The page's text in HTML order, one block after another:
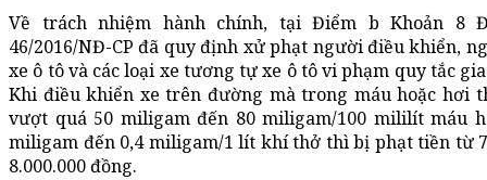
Về trách nhiệm hành chính, tại Điểm b Khoản 8
46/2016/NĐ-CP đã quy định xử phạt người điều khiển,
xe ô tô và các loại xe tương tự xe ô tô vi phạm quy tắc
Khi điều khiển xe trên đường mà trong máu hoặc hơi
vượt quá 50 miligam đến 80 miligam/100 mililít máu
miligam đến 0,4 miligam/1 lít khí thở thì bị phạt tiền từ
8.000.000 đồng.